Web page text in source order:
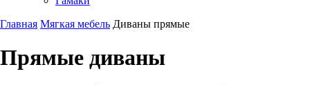
Главная Мягкая мебель Диваны прямые
Прямые диваны